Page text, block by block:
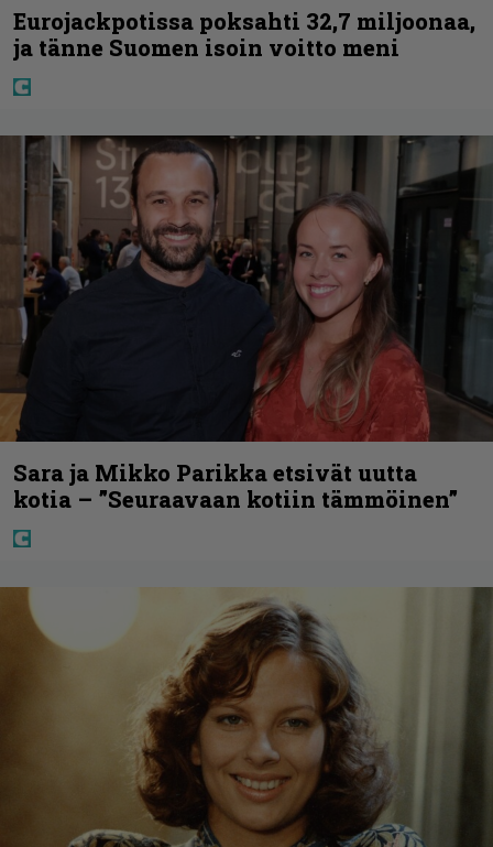
Eurojackpotissa poksahti 32,7 miljoonaa,
ja tänne Suomen isoin voitto meni
Sara ja Mikko Parikka etsivät uutta
kotia – ”Seuraavaan kotiin tämmöinen”